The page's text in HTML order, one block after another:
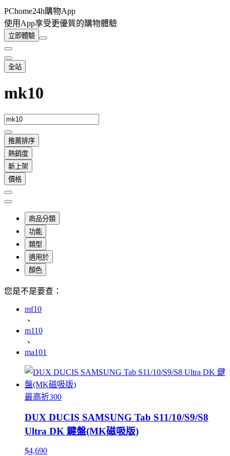
PChome24h購物App
使用App享受更優質的購物體驗
立即體驗
全站
mk10
推薦排序
熱銷度
新上架
價格
商品分類
功能
類型
適用於
顏色
您是不是要查：
mf10
、
m110
、
ma101
最高折300
DUX DUCIS SAMSUNG Tab S11/10/S9/S8
Ultra DK 鍵盤(MK磁吸版)
$4,690